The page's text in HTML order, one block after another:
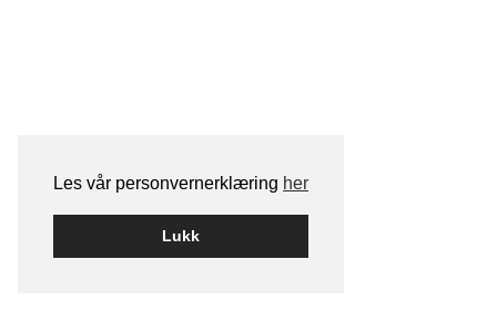
Les vår personvernerklæring her
Lukk